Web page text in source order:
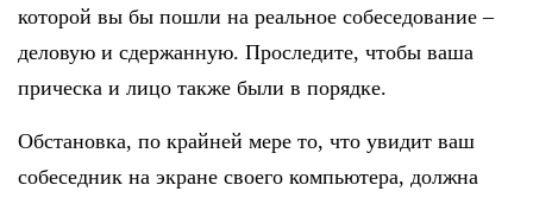
которой вы бы пошли на реальное собеседование –
деловую и сдержанную. Проследите, чтобы ваша
прическа и лицо также были в порядке.
Обстановка, по крайней мере то, что увидит ваш
собеседник на экране своего компьютера, должна